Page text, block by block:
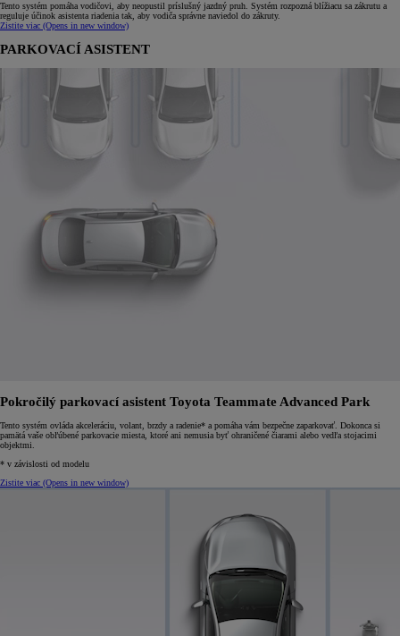
Tento systém pomáha vodičovi, aby neopustil príslušný jazdný pruh. Systém rozpozná blížiacu sa zákrutu a
reguluje účinok asistenta riadenia tak, aby vodiča správne naviedol do zákruty.
Zistite viac (Opens in new window)
PARKOVACÍ ASISTENT
Pokročilý parkovací asistent Toyota Teammate Advanced Park
Tento systém ovláda akceleráciu, volant, brzdy a radenie* a pomáha vám bezpečne zaparkovať. Dokonca si
pamätá vaše obľúbené parkovacie miesta, ktoré ani nemusia byť ohraničené čiarami alebo vedľa stojacimi
objektmi.
* v závislosti od modelu
Zistite viac (Opens in new window)